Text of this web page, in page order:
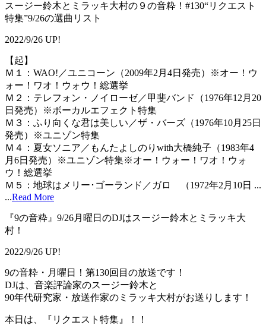
スージー鈴木とミラッキ大村の９の音粋！#130“リクエスト
特集”9/26の選曲リスト
2022/9/26 UP!
【起】
Ｍ１：WAO!／ユニコーン（2009年2月4日発売）※オー！ウ
ォー！ワオ！ウォウ！総選挙
Ｍ２：テレフォン・ノイローゼ／甲斐バンド（1976年12月20
日発売）※ボーカルエフェクト特集
Ｍ３：ふり向くな君は美しい／ザ・バーズ（1976年10月25日
発売）※ユニゾン特集
Ｍ４：夏女ソニア／もんたよしのりwith大橋純子（1983年4
月6日発売）※ユニゾン特集※オー！ウォー！ワオ！ウォ
ウ！総選挙
Ｍ５：地球はメリー･ゴーランド／ガロ （1972年2月10日 ...
...Read More
『9の音粋』9/26月曜日のDJはスージー鈴木とミラッキ大
村！
2022/9/26 UP!
9の音粋・月曜日！第130回目の放送です！
DJは、音楽評論家のスージー鈴木と
90年代研究家・放送作家のミラッキ大村がお送りします！
本日は、『リクエスト特集』！！